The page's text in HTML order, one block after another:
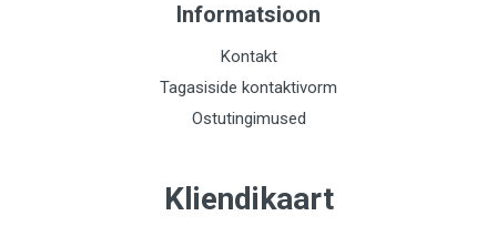
Informatsioon
Kontakt
Tagasiside kontaktivorm
Ostutingimused
Kliendikaart